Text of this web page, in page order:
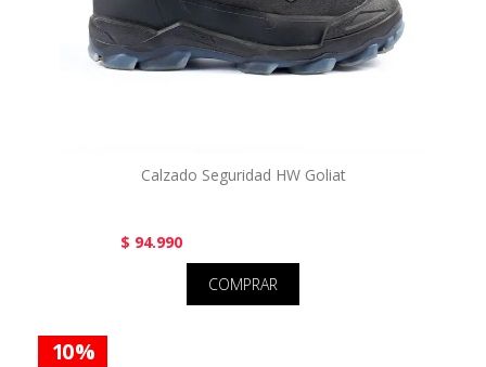
Calzado Seguridad HW Goliat
$ 94.990
COMPRAR
10 %